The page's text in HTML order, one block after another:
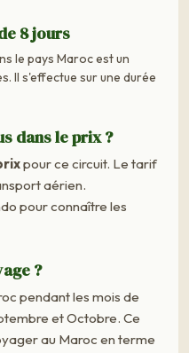
8 jours
le pays Maroc est un
Il s'effectue sur une durée
dans le prix ?
pour ce circuit. Le tarif
aérien.
pour connaître les
?
pendant les mois de
et Octobre. Ce
au Maroc en terme